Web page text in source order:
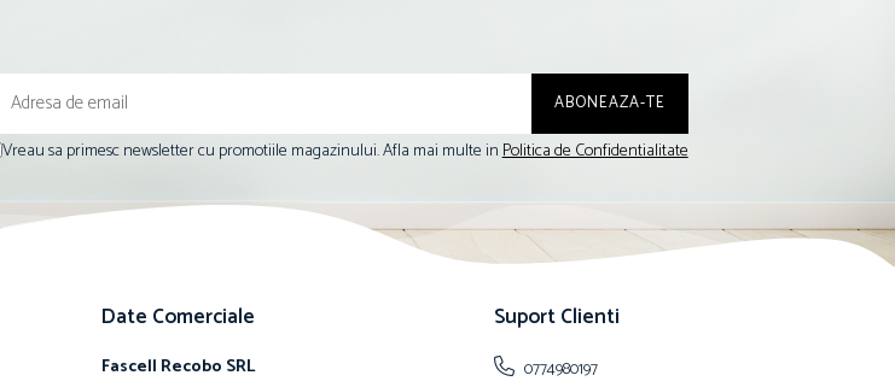
Vreau sa primesc newsletter cu promotiile magazinului. Afla mai multe inPolitica de Confidentialitate
Date Comerciale
Fascell Recobo SRL
Suport Clienti
0774980197